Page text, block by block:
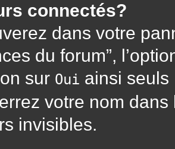
connectés?
dans votre
du forum”,
sur Oui ainsi seuls
votre nom
invisibles.